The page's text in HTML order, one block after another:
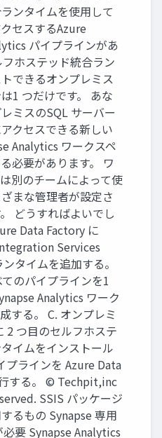
ンタイムを使用して
セスするAzure
パイプラインがあ
フホステッド統合ラン
できるオンプレミス
1 つだけです。 あな
ミスのSQL サーバー
クセスできる新しい
Analytics ワークスペ
必要があります。 ワ
別のチームによって使
まな管理者が設定さ
どうすればよいでし
Data Factory に
Services
タイムを追加する。
のパイプラインを1
Analytics ワーク
する。 C. オンプレミ
2 つ目のセルフホステ
イムをインストール
プラインを Azure Data
する。 © Techpit,inc
SSIS パッケージ
るもの Synapse 専用
要 Synapse Analytics